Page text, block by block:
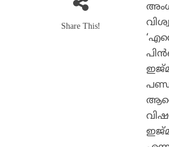
Share This!